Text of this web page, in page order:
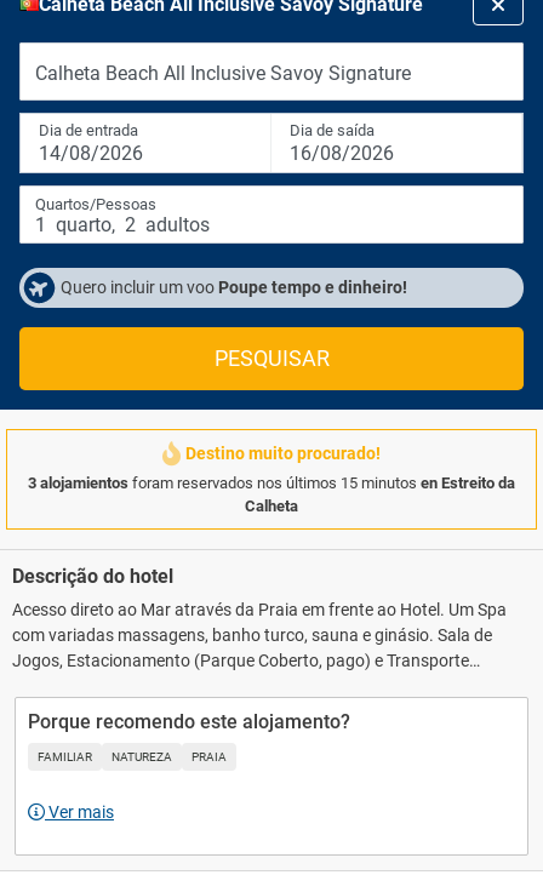
Calheta Beach All Inclusive Savoy Signature
Dia de entrada
14/08/2026
Dia de saída
16/08/2026
Quartos/Pessoas
1 quarto, 2 adultos
Quero incluir um voo Poupe tempo e dinheiro!
PESQUISAR
Destino muito procurado!
3 alojamientos foram reservados nos últimos 15 minutos en Estreito da
Calheta
Descrição do hotel
Acesso direto ao Mar através da Praia em frente ao Hotel. Um Spa
com variadas massagens, banho turco, sauna e ginásio. Sala de
Jogos, Estacionamento (Parque Coberto, pago) e Transporte
e Suites oferecem vistas para a montanha ou para o mar. A maior
parte das Suites dispõem de Sala separada.
Porque recomendo este alojamento?
FAMILIAR NATUREZA PRAIA
Ver mais